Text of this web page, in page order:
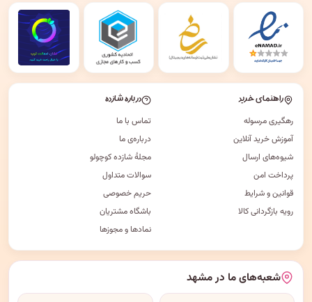
راهنمای خرید
رهگیری مرسوله
آموزش خرید آنلاین
شیوه‌های ارسال
پرداخت امن
قوانین و شرایط
رویه بازگردانی کالا
درباره شازده
تماس با ما
درباره‌ی ما
مجلهٔ شازده کوچولو
سوالات متداول
حریم خصوصی
باشگاه مشتریان
نمادها و مجوزها
شعبه‌های ما در مشهد